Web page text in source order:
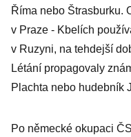
Říma nebo Štrasburku.
v Praze - Kbelích
v Ruzyni, na tehdejší
Létání propagovaly
Plachta nebo hudebník
Po německé okupaci